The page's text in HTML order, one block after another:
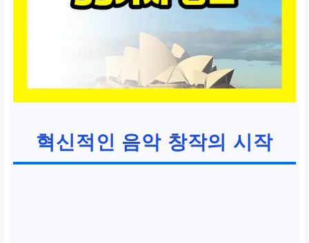
혁신적인 음악 창작의 시작